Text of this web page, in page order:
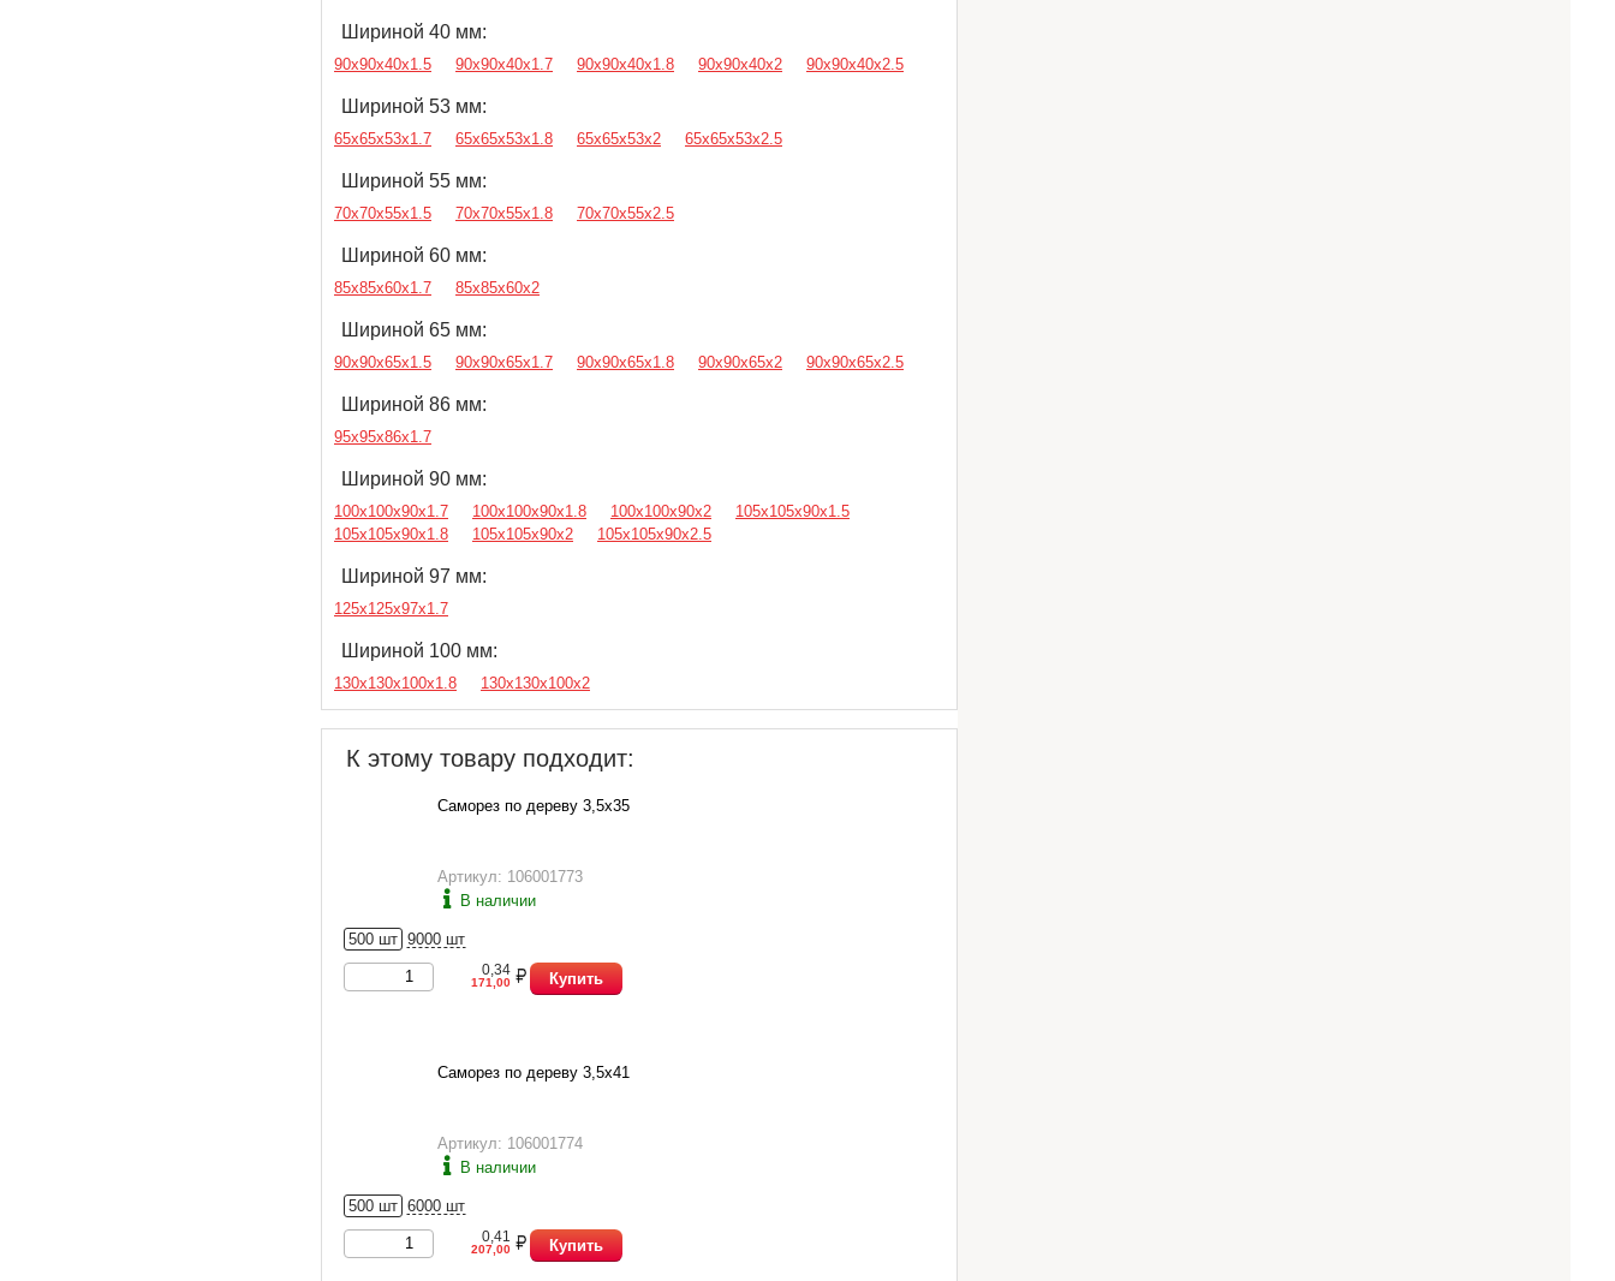
Шириной 40 мм:
90х90х40х1.5 90х90х40х1.7 90х90х40х1.8 90х90х40х2 90х90х40х2.5
Шириной 53 мм:
65х65х53х1.7 65х65х53х1.8 65х65х53х2 65х65х53х2.5
Шириной 55 мм:
70х70х55х1.5 70х70х55х1.8 70х70х55х2.5
Шириной 60 мм:
85х85х60х1.7 85х85х60х2
Шириной 65 мм:
90х90х65х1.5 90х90х65х1.7 90х90х65х1.8 90х90х65х2 90х90х65х2.5
Шириной 86 мм:
95х95х86х1.7
Шириной 90 мм:
100х100х90х1.7 100х100х90х1.8 100х100х90х2
105х105х90х1.5
105х105х90х1.8
105х105х90х2 105х105х90х2.5
Шириной 97 мм:
125х125х97х1.7
Шириной 100 мм:
130х130х100х1.8 130х130х100х2
К этому товару подходит:
Саморез по дереву 3,5х35
Артикул: 106001773
В наличии
500 шт 9000 шт
0,34
171,00 Купить
Саморез по дереву 3,5х41
Артикул: 106001774
В наличии
500 шт 6000 шт
0,41
207,00 Купить